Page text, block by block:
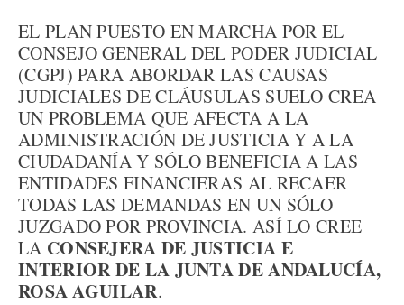
EL PLAN PUESTO EN MARCHA POR EL
CONSEJO GENERAL DEL PODER JUDICIAL
(CGPJ) PARA ABORDAR LAS CAUSAS
JUDICIALES DE CLÁUSULAS SUELO CREA
UN PROBLEMA QUE AFECTA A LA
ADMINISTRACIÓN DE JUSTICIA Y A LA
CIUDADANÍA Y SÓLO BENEFICIA A LAS
ENTIDADES FINANCIERAS AL RECAER
TODAS LAS DEMANDAS EN UN SÓLO
JUZGADO POR PROVINCIA. ASÍ LO CREE
LA CONSEJERA DE JUSTICIA E
INTERIOR DE LA JUNTA DE ANDALUCÍA,
ROSA AGUILAR.